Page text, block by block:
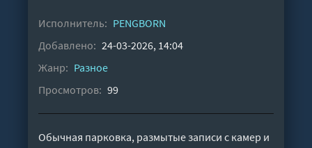
Исполнитель: PENGBORN
Добавлено: 24-03-2026, 14:04
Жанр: Разное
Просмотров: 99
Обычная парковка, размытые записи с камер и